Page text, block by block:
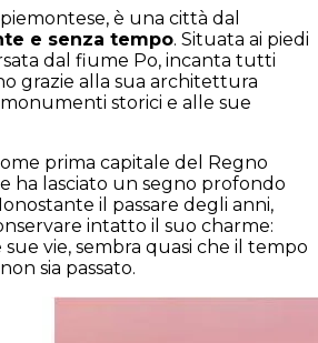
è una città dal
e senza tempo. Situata ai piedi
dal fiume Po, incanta tutti
grazie alla sua architettura
storici e alle sue
prima capitale del Regno
ha lasciato un segno profondo
il passare degli anni,
intatto il suo charme:
vie, sembra quasi che il tempo
sia passato.